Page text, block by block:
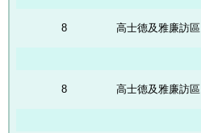
8 高士德及雅廉訪區
8 高士德及雅廉訪區